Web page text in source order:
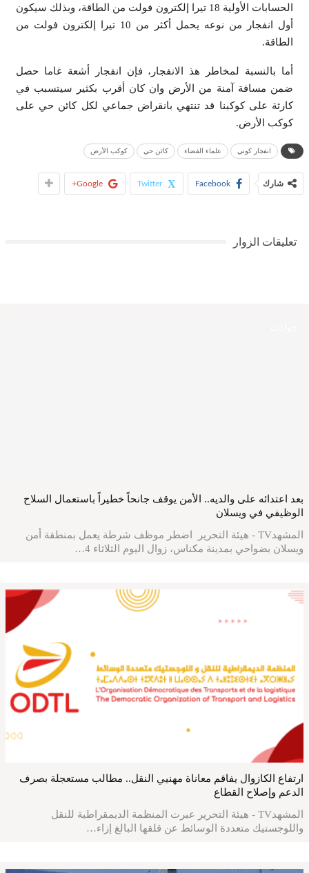
الحسابات الأولية 18 تيرا إلكترون فولت من الطاقة، وبذلك سيكون
أول انفجار من نوعه يحمل أكثر من 10 تيرا إلكترون فولت من
الطاقة.
أما بالنسبة لمخاطر هذ الانفجار، فإن انفجار أشعة غاما حصل
ضمن مسافة آمنة من الأرض وان كان أقرب بكثير سيتسبب في
كارثة على كوكبنا قد تنتهي بانقراض جماعي لكل كائن حي على
كوكب الأرض.
انفجار كوني علماء الفضاء كائن حي كوكب الأرض
شارك Facebook
Twitter
Google+
تعليقات الزوار
بعد اعتدائه على والديه.. الأمن يوقف جانحاً خطيراً باستعمال السلاح
الوظيفي في ويسلان
المشهدTV - هيئة التحرير اضطر موظف شرطة يعمل بمنطقة أمن
ويسلان بضواحي بمدينة مكناس، زوال اليوم الثلاثاء 4…
ارتفاع الكازوال يفاقم معاناة مهنيي النقل.. مطالب مستعجلة بصرف
الدعم وإصلاح القطاع
المشهدTV - هيئة التحرير عبرت المنظمة الديمقراطية للنقل
واللوجستيك متعددة الوسائط عن قلقها البالغ إزاء…